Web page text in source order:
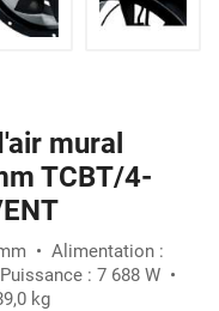
mural
TCBT/4-
• Alimentation :
: 7 688 W •
kg